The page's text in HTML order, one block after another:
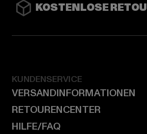
KOSTENLOSE
KUNDENSERVICE
VERSANDINFORMATIONEN
RETOURENCENTER
HILFE/FAQ